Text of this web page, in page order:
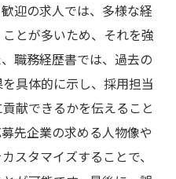
迎の求人では、多様な経
とが多いため、それを強
職務経歴書では、過去の
具体的に示し、採用担当
献できるかを伝えること
先企業の求める人物像や
スタマイズすることで、